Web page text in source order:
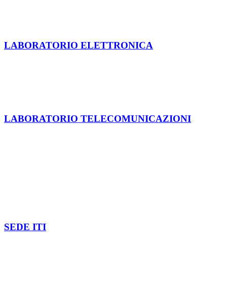
LABORATORIO ELETTRONICA
LABORATORIO TELECOMUNICAZIONI
SEDE ITI